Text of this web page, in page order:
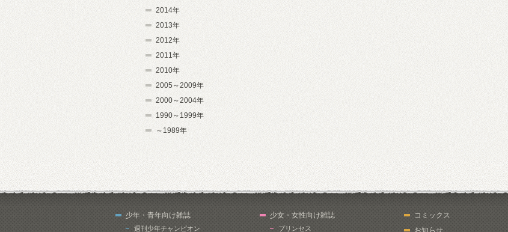
2014年
2013年
2012年
2011年
2010年
2005～2009年
2000～2004年
1990～1999年
～1989年
少年・青年向け雑誌
週刊少年チャンピオン
少女・女性向け雑誌
プリンセス
コミックス
お知らせ